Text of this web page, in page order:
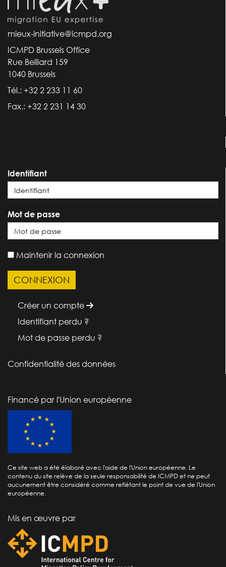
mieux-initiative@icmpd.org
ICMPD Brussels Office
Rue Belliard 159
1040 Brussels
Tél.: +32 2 233 11 60
Fax.: +32 2 231 14 30
Identifiant
Mot de passe
Maintenir la connexion
Créer un compte
Identifiant perdu ?
Mot de passe perdu ?
Confidentialité des données
Financé par l'Union européenne
Ce site web a été élaboré avec l'aide de l'Union européenne. Le
contenu du site relève de la seule responsabilité de ICMPD et ne peut
aucunement être considéré comme reflétant le point de vue de l'Union
européenne.
Mis en œuvre par